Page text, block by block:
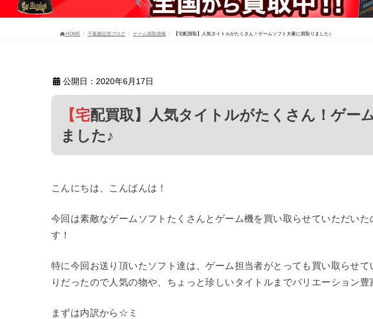
HOME 千葉鑑定団ブログ ゲーム買取情報 【宅配買取】人気タイトルがたくさん！ゲームソフト大量に買取りました♪
公開日：2020年6月17日
【宅配買取】人気タイトルがたくさん！ゲームソフト大量に買取り
ました♪
こんにちは、こんばんは！
今回は素敵なゲームソフトたくさんとゲーム機を買い取らせていただい
す！
特に今回お送り頂いたソフト達は、ゲーム担当者がとっても買い取らせ
りだったので人気の物や、ちょっと珍しいタイトルまでバリエーション豊
まずは内訳から☆ミ